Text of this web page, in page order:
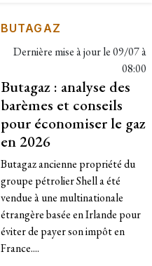
BUTAGAZ
Dernière mise à jour le09/07 à
08:00
Butagaz : analyse des
barèmes et conseils
pour économiser le gaz
en 2026
Butagaz ancienne propriété du
groupe pétrolier Shell a été
vendue à une multinationale
étrangère basée en Irlande pour
éviter de payer son impôt en
France....